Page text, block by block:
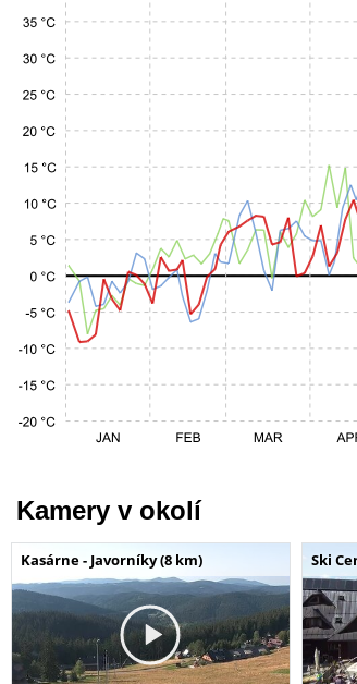
Kamery v okolí
Kasárne - Javorníky (8 km) Ski